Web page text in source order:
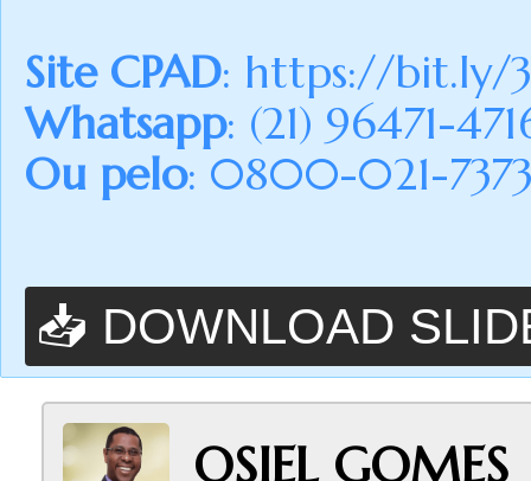
Site CPAD: https://bit.ly/
Whatsapp: (21) 96471-
Ou pelo: 0800-021-7373
📥 DOWNLOAD
OSIEL GOMES